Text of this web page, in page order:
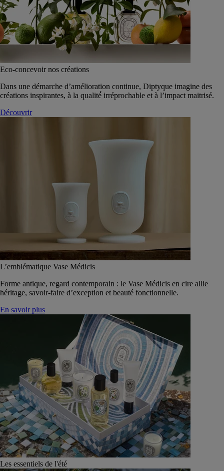
Eco-concevoir nos créations
Dans une démarche d’amélioration continue, Diptyque imagine des
créations inspirantes, à la qualité́ irréprochable et à l’impact maitrisé.
Découvrir
L’emblématique Vase Médicis
Forme antique, regard contemporain : le Vase Médicis en cire allie
héritage, savoir-faire d’exception et beauté fonctionnelle.
En savoir plus
Les essentiels de l'été